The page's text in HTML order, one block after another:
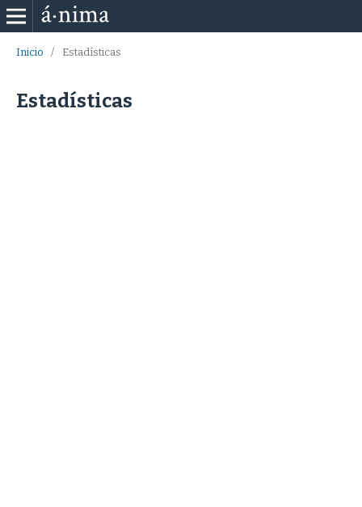
Inicio / Estadísticas
Estadísticas